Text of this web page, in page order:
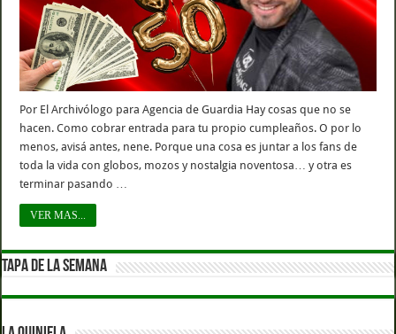
Por El Archivólogo para Agencia de Guardia Hay cosas que no se
hacen. Como cobrar entrada para tu propio cumpleaños. O por lo
menos, avisá antes, nene. Porque una cosa es juntar a los fans de
toda la vida con globos, mozos y nostalgia noventosa… y otra es
terminar pasando …
VER MAS...
TAPA DE LA SEMANA